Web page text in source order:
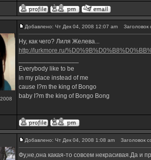
Добавлено: Чт Дек 04, 2008 12:07 am Заголовок
Ну, как чего? Лиля Желева...
http://lurkmore.ru/
Everybody like to be
in my place instead of me
cause I?m the king of Bongo
baby I?m the king of Bongo Bong
Добавлено: Чт Дек 04, 2008 1:08 am Заголовок
Фу,не,она какая-то совсем некрасивая.Да и